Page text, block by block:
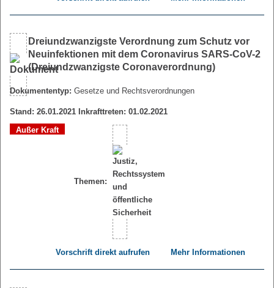
Dreiundzwanzigste Verordnung zum Schutz vor
Neuinfektionen mit dem Coronavirus SARS-CoV-2
(Dreiundzwanzigste Coronaverordnung)
Dokumententyp: Gesetze und Rechtsverordnungen
Stand: 26.01.2021 Inkrafttreten: 01.02.2021
Außer Kraft
Themen:
Vorschrift direkt aufrufen Mehr Informationen